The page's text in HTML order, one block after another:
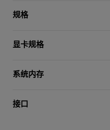
规格
显卡规格
系统内存
接口